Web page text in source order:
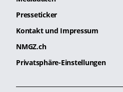
Presseticker
Kontakt und Impressum
NMGZ.ch
Privatsphäre-Einstellungen